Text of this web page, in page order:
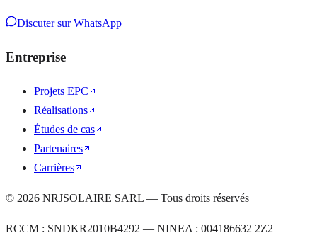
Discuter sur WhatsApp
Entreprise
Projets EPC
Réalisations
Études de cas
Partenaires
Carrières
© 2026 NRJSOLAIRE SARL — Tous droits réservés
RCCM : SNDKR2010B4292 — NINEA : 004186632 2Z2